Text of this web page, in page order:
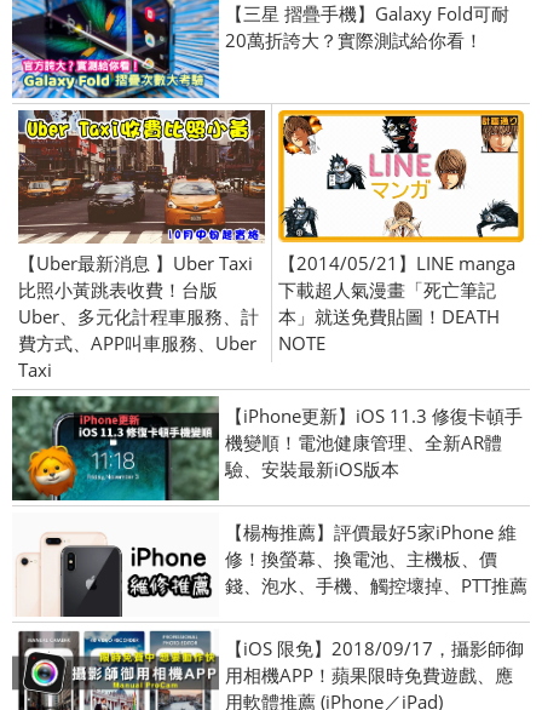
【三星 摺疊手機】Galaxy Fold可耐
20萬折誇大？實際測試給你看！
【Uber最新消息 】Uber Taxi
比照小黃跳表收費！台版
Uber、多元化計程車服務、計
費方式、APP叫車服務、Uber
Taxi
【2014/05/21】LINE manga
下載超人氣漫畫「死亡筆記
本」就送免費貼圖！DEATH
NOTE
【iPhone更新】iOS 11.3 修復卡頓手
機變順！電池健康管理、全新AR體
驗、安裝最新iOS版本
【楊梅推薦】評價最好5家iPhone 維
修！換螢幕、換電池、主機板、價
錢、泡水、手機、觸控壞掉、PTT推薦
【iOS 限免】2018/09/17，攝影師御
用相機APP！蘋果限時免費遊戲、應
用軟體推薦 (iPhone／iPad)